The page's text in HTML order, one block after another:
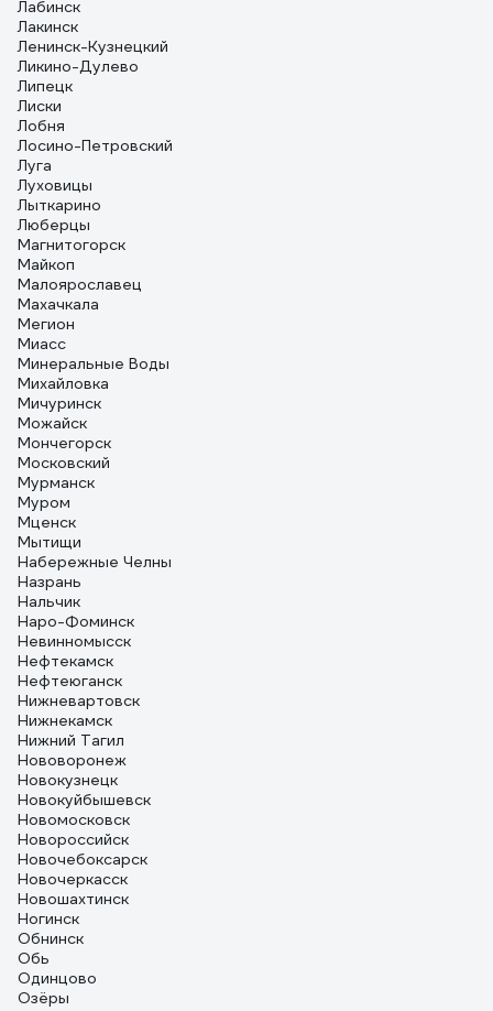
Лабинск
Лакинск
Ленинск-Кузнецкий
Ликино-Дулево
Липецк
Лиски
Лобня
Лосино-Петровский
Луга
Луховицы
Лыткарино
Люберцы
Магнитогорск
Майкоп
Малоярославец
Махачкала
Мегион
Миасс
Минеральные Воды
Михайловка
Мичуринск
Можайск
Мончегорск
Московский
Мурманск
Муром
Мценск
Мытищи
Набережные Челны
Назрань
Нальчик
Наро-Фоминск
Невинномысск
Нефтекамск
Нефтеюганск
Нижневартовск
Нижнекамск
Нижний Тагил
Нововоронеж
Новокузнецк
Новокуйбышевск
Новомосковск
Новороссийск
Новочебоксарск
Новочеркасск
Новошахтинск
Ногинск
Обнинск
Обь
Одинцово
Озёры